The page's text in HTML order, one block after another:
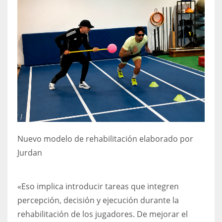
Nuevo modelo de rehabilitación elaborado por
Jurdan
«Eso implica introducir tareas que integren
percepción, decisión y ejecución durante la
rehabilitación de los jugadores. De mejorar el